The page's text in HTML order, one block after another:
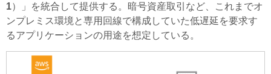
1）」を統合して提供する。 暗号資産取引など、これまでオ
ンプレミス環境と専用回線で構成していた低遅延を要求す
るアプリケーションの用途を想定している。